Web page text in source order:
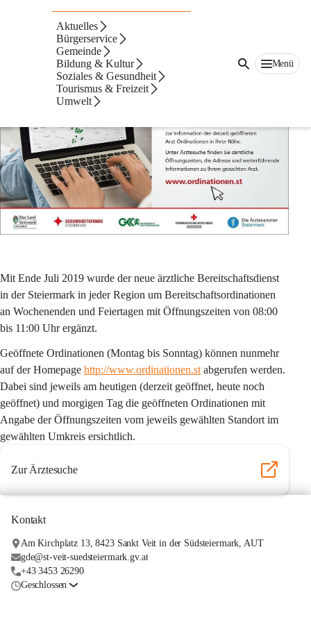
Aktuelles
Bürgerservice
Gemeinde
Bildung & Kultur
Soziales & Gesundheit
Tourismus & Freizeit
Umwelt
Menü
Ordinationen.st
Bereitschaft am Wochenende und an Feiertagen
Mit Ende Juli 2019 wurde der neue ärztliche Bereitschaftsdienst
in der Steiermark in jeder Region um Bereitschaftsordinationen
an Wochenenden und Feiertagen mit Öffnungszeiten von 08:00
bis 11:00 Uhr ergänzt.
Geöffnete Ordinationen (Montag bis Sonntag) können nunmehr
auf der Homepage http://www.ordinationen.st abgerufen werden.
Dabei sind jeweils am heutigen (derzeit geöffnet, heute noch
geöffnet) und morgigen Tag die geöffneten Ordinationen mit
Angabe der Öffnungszeiten vom jeweils gewählten Standort im
gewählten Umkreis ersichtlich.
Zur Ärztesuche
Kontakt
Am Kirchplatz 13, 8423 Sankt Veit in der Südsteiermark, AUT
gde@st-veit-suedsteiermark.gv.at
+43 3453 26290
Geschlossen